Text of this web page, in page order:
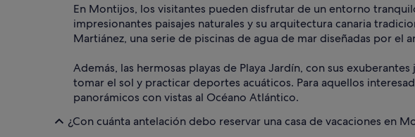
En Montijos, los visitantes pueden disfrutar de un entorno
impresionantes paisajes naturales y su arquitectura canaria
Martiánez, una serie de piscinas de agua de mar diseñadas por el
Además, las hermosas playas de Playa Jardín, con sus
tomar el sol y practicar deportes acuáticos. Para aquellos
panorámicos con vistas al Océano Atlántico.
¿Con cuánta antelación debo reservar una casa de vacaciones en